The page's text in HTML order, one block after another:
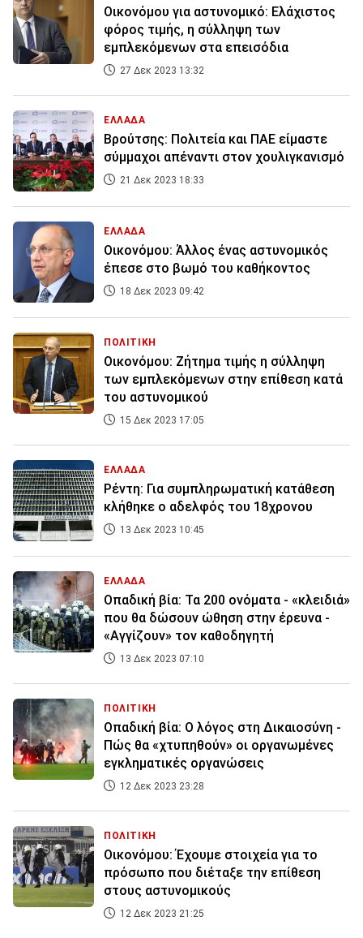
Οικονόμου για αστυνομικό: Ελάχιστος
φόρος τιμής, η σύλληψη των
εμπλεκόμενων στα επεισόδια
27 Δεκ 2023 13:32
ΕΛΛΑΔΑ
Βρούτσης: Πολιτεία και ΠΑΕ είμαστε
σύμμαχοι απέναντι στον χουλιγκανισμό
21 Δεκ 2023 18:33
ΕΛΛΑΔΑ
Οικονόμου: Άλλος ένας αστυνομικός
έπεσε στο βωμό του καθήκοντος
18 Δεκ 2023 09:42
ΠΟΛΙΤΙΚΗ
Οικονόμου: Ζήτημα τιμής η σύλληψη
των εμπλεκόμενων στην επίθεση κατά
του αστυνομικού
15 Δεκ 2023 17:05
ΕΛΛΑΔΑ
Ρέντη: Για συμπληρωματική κατάθεση
κλήθηκε ο αδελφός του 18χρονου
13 Δεκ 2023 10:45
ΕΛΛΑΔΑ
Οπαδική βία: Τα 200 ονόματα - «κλειδιά»
που θα δώσουν ώθηση στην έρευνα -
«Αγγίζουν» τον καθοδηγητή
13 Δεκ 2023 07:10
ΠΟΛΙΤΙΚΗ
Οπαδική βία: Ο λόγος στη Δικαιοσύνη -
Πώς θα «χτυπηθούν» οι οργανωμένες
εγκληματικές οργανώσεις
12 Δεκ 2023 23:28
ΠΟΛΙΤΙΚΗ
Οικονόμου: Έχουμε στοιχεία για το
πρόσωπο που διέταξε την επίθεση
στους αστυνομικούς
12 Δεκ 2023 21:25